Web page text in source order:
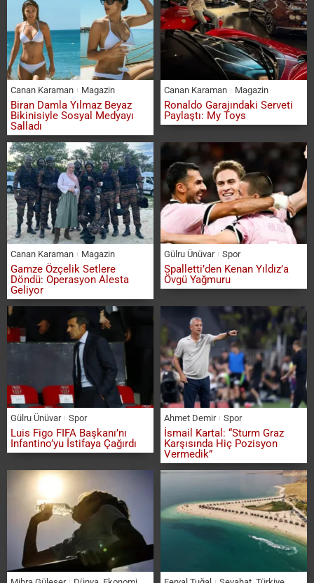
Canan Karaman Magazin
Biran Damla Yılmaz Beyaz
Bikinisiyle Sosyal Medyayı
Salladı
Canan Karaman Magazin
Ronaldo Garajındaki Serveti
Paylaştı: My Toys
Canan Karaman Magazin
Gamze Özçelik Setlere
Döndü: Operasyon Alesta
Geliyor
Gülru Ünüvar Spor
Spalletti’den Kenan Yıldız’a
Övgü Yağmuru
Gülru Ünüvar Spor
Luis Figo FIFA Başkanı’nı
Infantino’yu İstifaya Çağırdı
Ahmet Demir Spor
İsmail Kartal: “Sturm Graz
Karşısında Hiç Pozisyon
Vermedik”